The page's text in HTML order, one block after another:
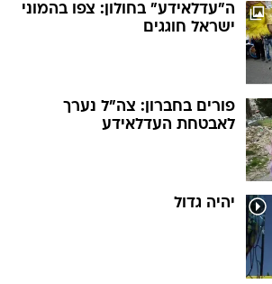
ה"עדלאידע" בחולון: צפו בהמוני
ישראל חוגגים
פורים בחברון: צה"ל נערך
לאבטחת העדלאידע
יהיה גדול